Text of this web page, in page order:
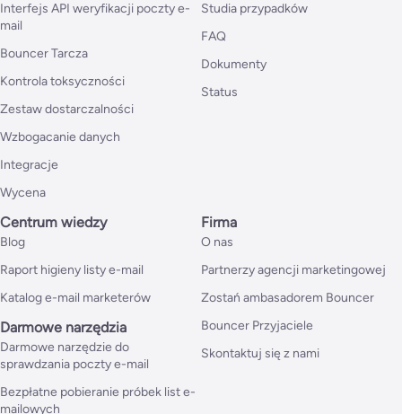
Interfejs API weryfikacji poczty e-
mail
Bouncer Tarcza
Kontrola toksyczności
Zestaw dostarczalności
Wzbogacanie danych
Integracje
Wycena
Studia przypadków
FAQ
Dokumenty
Status
Centrum wiedzy
Blog
Raport higieny listy e-mail
Katalog e-mail marketerów
Darmowe narzędzia
Darmowe narzędzie do
sprawdzania poczty e-mail
Bezpłatne pobieranie próbek list e-
mailowych
Firma
O nas
Partnerzy agencji marketingowej
Zostań ambasadorem Bouncer
Bouncer Przyjaciele
Skontaktuj się z nami